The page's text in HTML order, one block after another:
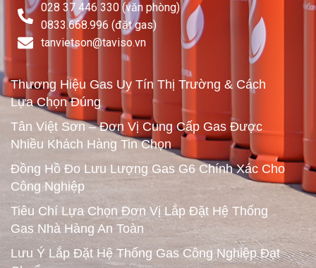
028 37 446 330 (văn phòng)
0833.668.996 (đặt gas)
tanvietson@taviso.vn​
Thương Hiệu Gas Uy Tín Thị Trường & Cách
Lựa Chọn Đúng
Tân Việt Sơn – Đơn Vị Cung Cấp Gas Được
Nhiều Khách Hàng Tin Chọn
Đồng Hồ Đo Lưu Lượng Gas G6 Chính Xác Cho
Công Nghiệp
Tiêu Chí Lựa Chọn Đơn Vị Lắp Đặt Hệ Thống
Gas Nhà Hàng An Toàn
Lưu Ý Lắp Đặt Hệ Thống Gas Công Nghiệp Đạt